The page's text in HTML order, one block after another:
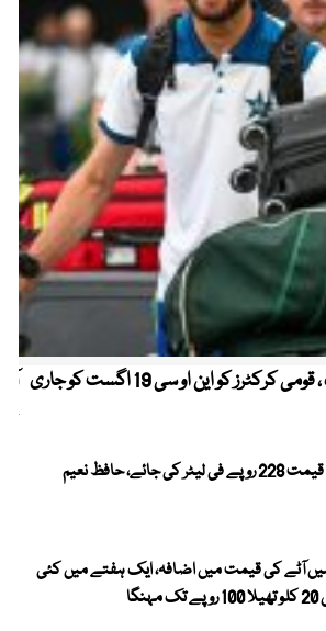
کیریبین پریمیئر لیگ ، قومی کرکٹرز کو این او سی 19 اگست کو جاری
پیٹرول کی قیمت 228 روپے فی لیٹر کی جائے، حافظ نعیم
آٹے کی قیمت میں اضافہ، ایک ہفتے میں کئی